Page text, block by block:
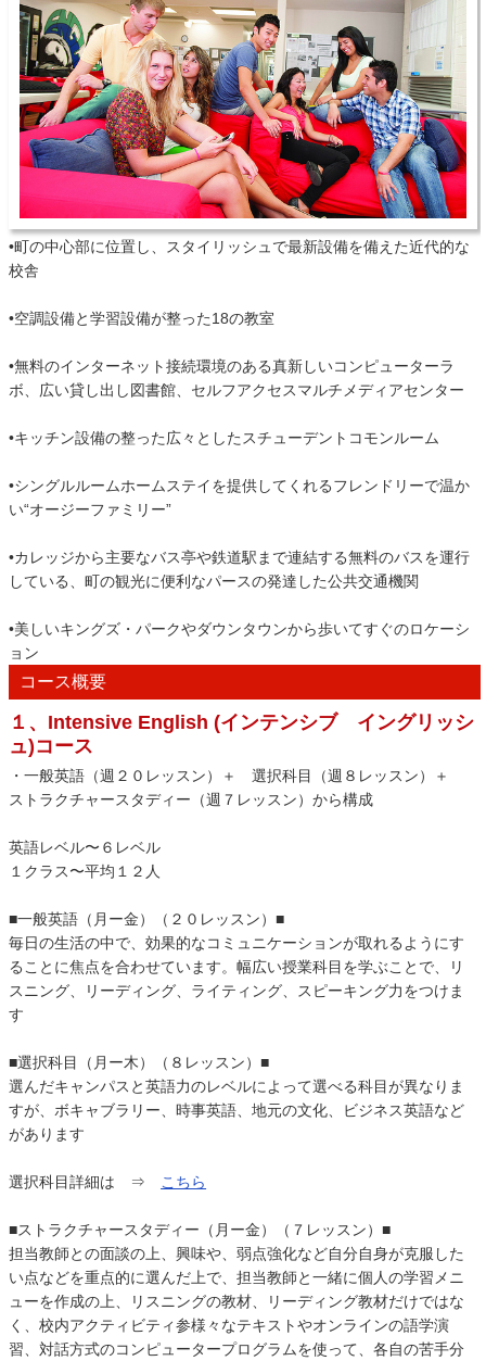
•町の中心部に位置し、スタイリッシュで最新設備を備えた近代的な
校舎
•空調設備と学習設備が整った18の教室
•無料のインターネット接続環境のある真新しいコンピューターラ
ボ、広い貸し出し図書館、セルフアクセスマルチメディアセンター
•キッチン設備の整った広々としたスチューデントコモンルーム
•シングルルームホームステイを提供してくれるフレンドリーで温か
い“オージーファミリー”
•カレッジから主要なバス亭や鉄道駅まで連結する無料のバスを運行
している、町の観光に便利なパースの発達した公共交通機関
•美しいキングズ・パークやダウンタウンから歩いてすぐのロケーシ
ョン
コース概要
１、Intensive English (インテンシブ イングリッシ
ュ)コース
・一般英語（週２０レッスン）＋ 選択科目（週８レッスン）＋
ストラクチャースタディー（週７レッスン）から構成
英語レベル〜６レベル
１クラス〜平均１２人
■一般英語（月ー金）（２０レッスン）■
毎日の生活の中で、効果的なコミュニケーションが取れるようにす
ることに焦点を合わせています。幅広い授業科目を学ぶことで、リ
スニング、リーディング、ライティング、スピーキング力をつけま
す
■選択科目（月ー木）（８レッスン）■
選んだキャンパスと英語力のレベルによって選べる科目が異なりま
すが、ボキャブラリー、時事英語、地元の文化、ビジネス英語など
があります
選択科目詳細は ⇒ こちら
■ストラクチャースタディー（月ー金）（７レッスン）■
担当教師との面談の上、興味や、弱点強化など自分自身が克服した
い点などを重点的に選んだ上で、担当教師と一緒に個人の学習メニ
ューを作成の上、リスニングの教材、リーディング教材だけではな
く、校内アクティビティ参様々なテキストやオンラインの語学演
習、対話方式のコンピュータープログラムを使って、各自の苦手分